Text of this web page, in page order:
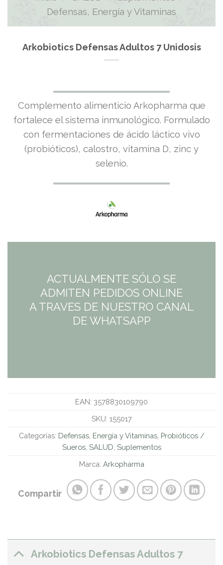
Defensas, Energía y Vitaminas
Arkobiotics Defensas Adultos 7 Unidosis
Complemento alimenticio Arkopharma que
fortalece el sistema inmunológico. Formulado
con fermentaciones de ácido láctico vivo
(probióticos), calostro, vitamina D, zinc y
selenio.
ACTUALMENTE SÓLO SE
ADMITEN PEDIDOS ONLINE
A TRAVES DE NUESTRO CANAL
DE WHATSAPP
EAN: 3578830109790
SKU: 155017
Categorías: Defensas, Energía y Vitaminas, Probióticos /
Sueros, SALUD Suplementos
Marca: Arkopharma
Compartir
Arkobiotics Defensas Adultos 7